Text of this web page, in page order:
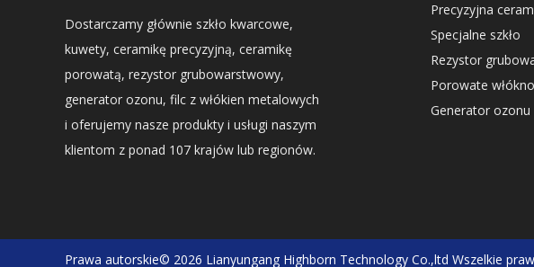
Dostarczamy głównie szkło kwarcowe,
kuwety, ceramikę precyzyjną, ceramikę
porowatą, rezystor grubowarstwowy,
generator ozonu, filc z włókien metalowych
i oferujemy nasze produkty i usługi naszym
klientom z ponad 107 krajów lub regionów.
Precyzyjna
Specjalne szkło
Rezystor
Porowate
Generator ozonu
Prawa autorskie© 2026 Lianyungang Highborn Technology Co.,ltd Wszelkie